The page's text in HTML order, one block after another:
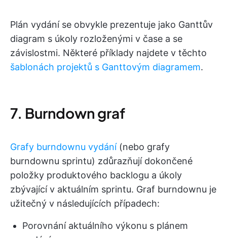
Plán vydání se obvykle prezentuje jako Ganttův
diagram s úkoly rozloženými v čase a se
závislostmi. Některé příklady najdete v těchto
šablonách projektů s Ganttovým diagramem.
7. Burndown graf
Grafy burndownu vydání(nebo grafy
burndownu sprintu) zdůrazňují dokončené
položky produktového backlogu a úkoly
zbývající v aktuálním sprintu. Graf burndownu je
užitečný v následujících případech:
Porovnání aktuálního výkonu s plánem